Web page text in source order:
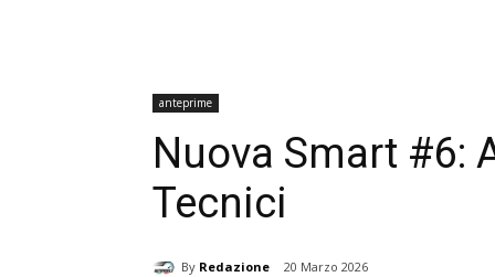
anteprime
Nuova Smart #6:
Tecnici
By Redazione 20 Marzo 2026